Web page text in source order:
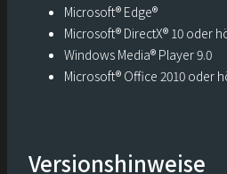
Microsoft® Edge®
Microsoft® DirectX® 10 oder
Windows Media® Player 9.0
Microsoft® Office 2010 oder
Versionshinweise